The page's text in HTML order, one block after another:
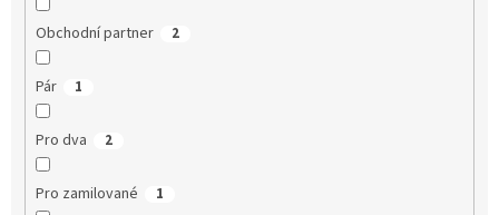
Obchodní partner 2
Pár 1
Pro dva 2
Pro zamilované 1